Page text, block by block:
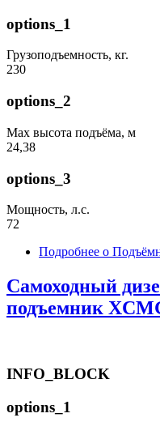
options_1
Грузоподъемность, кг.
230
options_2
Max высота подъёма, м
24,38
options_3
Мощность, л.с.
72
Подробнее о
Самоходный
подъемник
INFO_BLOCK
options_1